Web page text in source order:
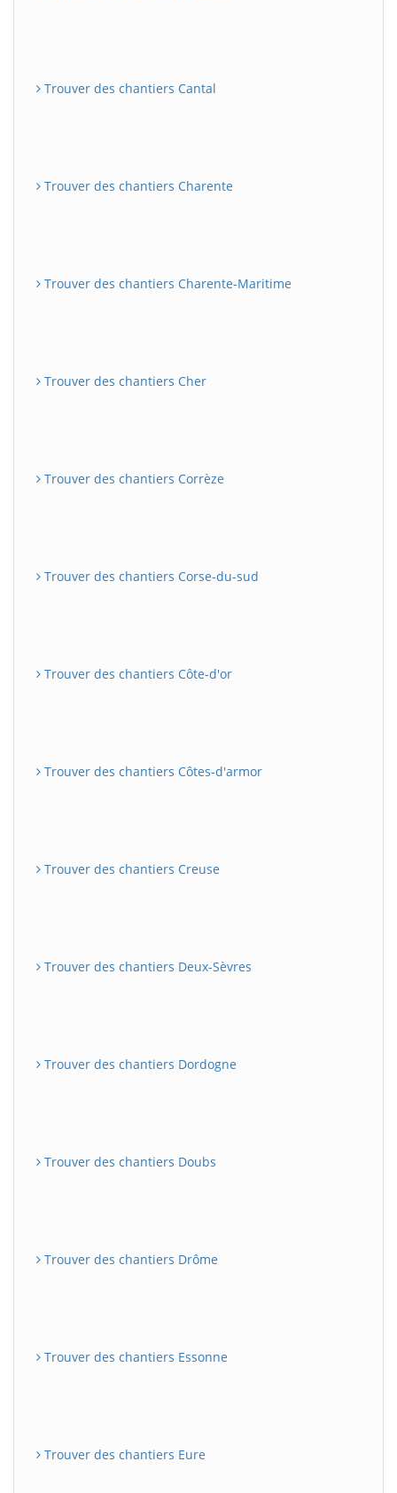
Trouver des chantiers Cantal
Trouver des chantiers Charente
Trouver des chantiers Charente-Maritime
Trouver des chantiers Cher
Trouver des chantiers Corrèze
Trouver des chantiers Corse-du-sud
Trouver des chantiers Côte-d'or
Trouver des chantiers Côtes-d'armor
Trouver des chantiers Creuse
Trouver des chantiers Deux-Sèvres
Trouver des chantiers Dordogne
Trouver des chantiers Doubs
Trouver des chantiers Drôme
Trouver des chantiers Essonne
Trouver des chantiers Eure